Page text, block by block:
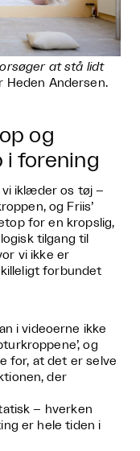
at stå lidt
Heden Andersen.
og
i forening
iklæder os tøj –
og Friis’
for en kropslig,
tilgang til
vi ikke er
forbundet
i videoerne ikke
og
for, at det er selve
der
– hverken
er hele tiden i